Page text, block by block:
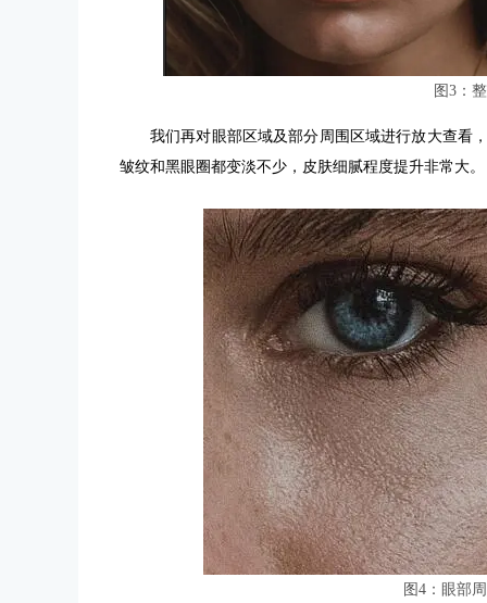
图3：
我们再对眼部区域及部分周围区域进行放大查看
皱纹和黑眼圈都变淡不少，皮肤细腻程度提升非常大。
图4：眼部